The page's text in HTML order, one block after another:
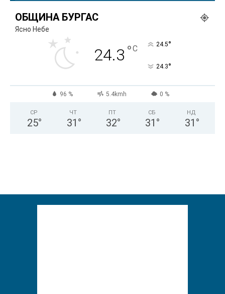
ОБЩИНА БУРГАС
Ясно Небе
24.3 °C 24.5°
24.3°
96 % 5.4kmh 0 %
СР
25°
ЧТ
31 °
ПТ
32°
СБ
31 °
НД
31 °